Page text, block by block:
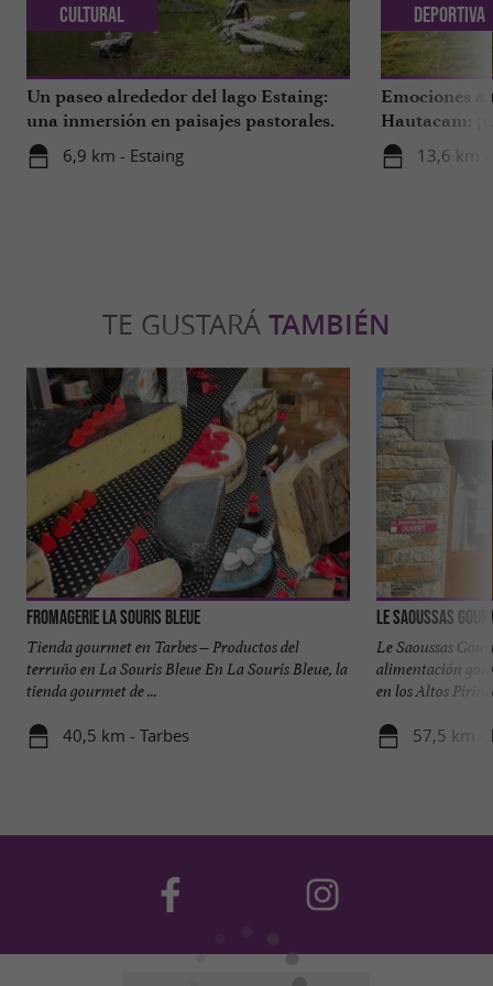
Un paseo alrededor del lago Estaing:
una inmersión en paisajes pastorales.
6,9 km - Estaing
Cultural
Emociones a
Hautacam:
adrenalina!
13,6 km -
Deportiva
TE GUSTARÁ TAMBIÉN
Fromagerie la Souris Bleue
Tienda gourmet en Tarbes – Productos del
terruño en La Souris Bleue En La Souris Bleue, la
tienda gourmet de ...
40,5 km - Tarbes
Le Saoussas
Le Saoussas
alimentación
en los Altos
57,5 km -